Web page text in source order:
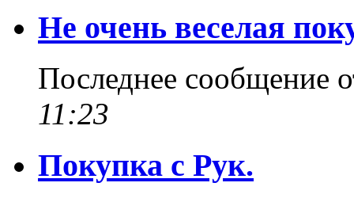
Не очень веселая
Последнее сообщение
11:23
Покупка с Рук.